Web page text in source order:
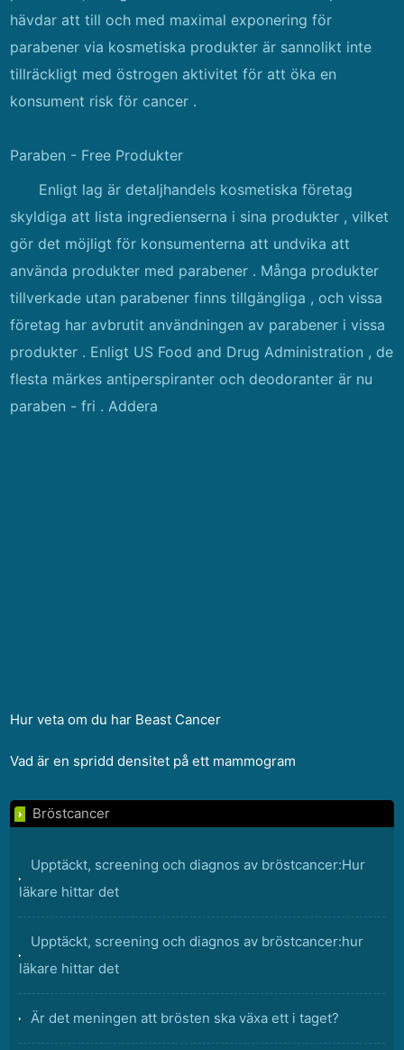
hävdar att till och med maximal exponering för
parabener via kosmetiska produkter är sannolikt inte
tillräckligt med östrogen aktivitet för att öka en
konsument risk för cancer .
Paraben - Free Produkter
Enligt lag är detaljhandels kosmetiska företag
skyldiga att lista ingredienserna i sina produkter , vilket
gör det möjligt för konsumenterna att undvika att
använda produkter med parabener . Många produkter
tillverkade utan parabener finns tillgängliga , och vissa
företag har avbrutit användningen av parabener i vissa
produkter . Enligt US Food and Drug Administration , de
flesta märkes antiperspiranter och deodoranter är nu
paraben - fri . Addera
Hur veta om du har Beast Cancer
Vad är en spridd densitet på ett mammogram
Bröstcancer
Upptäckt, screening och diagnos av bröstcancer:Hur
läkare hittar det
Upptäckt, screening och diagnos av bröstcancer:hur
läkare hittar det
Är det meningen att brösten ska växa ett i taget?